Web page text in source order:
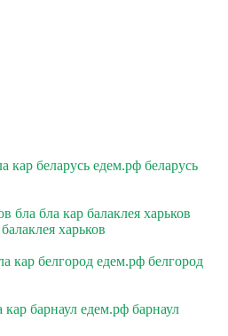
кар беларусь едем.рф беларусь
бла бла кар балаклея харьков
харьков
кар белгород едем.рф белгород
кар барнаул едем.рф барнаул